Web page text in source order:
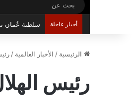
أخبار عاجلة سلطنة عُمان
الرئيسية / الأخبار العالمية /
رئيس